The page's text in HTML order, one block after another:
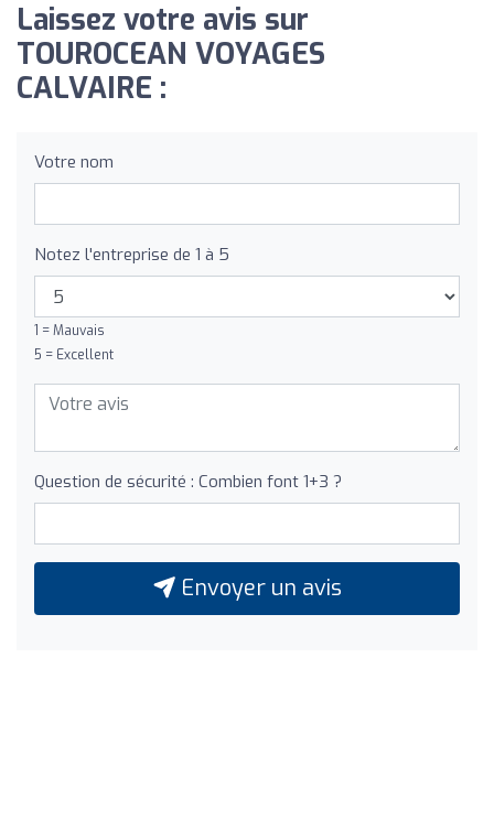
Laissez votre avis sur
TOUROCEAN VOYAGES
CALVAIRE :
Votre nom
Notez l'entreprise de 1 à 5
1 = Mauvais
5 = Excellent
Question de sécurité : Combien font 1+3 ?
Envoyer un avis